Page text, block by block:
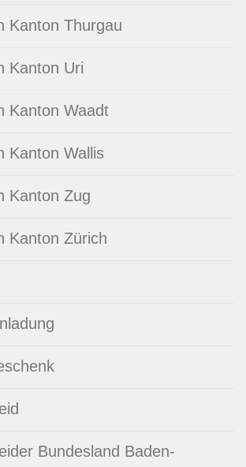
Kanton Thurgau
Kanton Uri
Kanton Waadt
Kanton Wallis
Kanton Zug
Kanton Zürich
Bundesland Baden-